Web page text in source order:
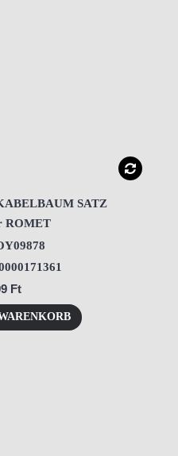
SATZ
ROMET
Ft